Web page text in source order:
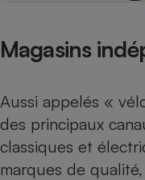
Magasins
Aussi appelés «
des principaux
classiques et
marques de